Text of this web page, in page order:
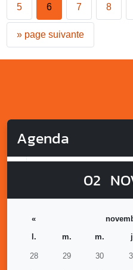
5 6 7 8
» page suivante
Agenda
02
«
l.
m. m.
28 29 30